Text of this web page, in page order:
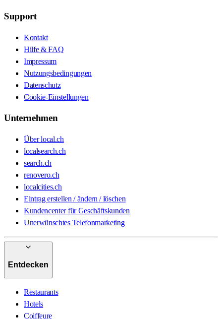
Support
Kontakt
Hilfe & FAQ
Impressum
Nutzungsbedingungen
Datenschutz
Cookie-Einstellungen
Unternehmen
Über local.ch
localsearch.ch
search.ch
renovero.ch
localcities.ch
Eintrag erstellen / ändern / löschen
Kundencenter für Geschäftskunden
Unerwünschtes Telefonmarketing
Entdecken
Restaurants
Hotels
Coiffeure